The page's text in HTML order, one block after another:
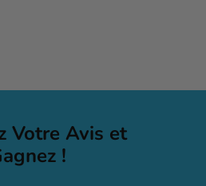
Votre Avis et
!